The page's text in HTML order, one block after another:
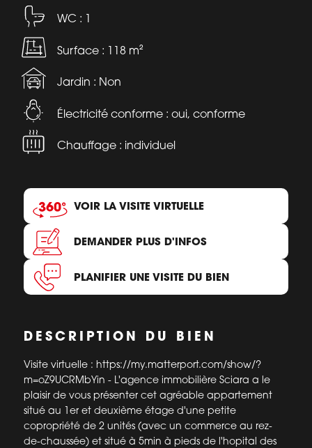
WC : 1
Surface : 118 m²
Jardin : Non
Électricité conforme : oui, conforme
Chauffage : individuel
VOIR LA VISITE VIRTUELLE
DEMANDER PLUS D'INFOS
PLANIFIER UNE VISITE DU BIEN
DESCRIPTION DU BIEN
Visite virtuelle : https://my.matterport.com/show/?
m=oZ9UCRMbYin - L'agence immobilière Sciara a le
plaisir de vous présenter cet agréable appartement
situé au 1er et deuxième étage d'une petite
copropriété de 2 unités (avec un commerce au rez-
de-chaussée) et situé à 5min à pieds de l'hopital des